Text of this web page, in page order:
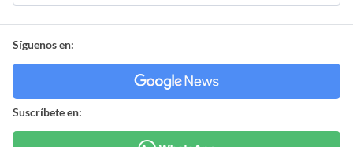
Síguenos en:
Suscríbete en: